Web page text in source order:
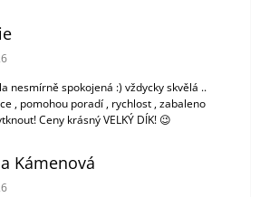
obchodu je 5 z 5 hvězdiček.
nesmírně spokojená :) vždycky skvělá ..
, pomohou poradí , rychlost , zabaleno
Ceny krásný VELKÝ DÍK! 😉
Kámenová
obchodu je 5 z 5 hvězdiček.